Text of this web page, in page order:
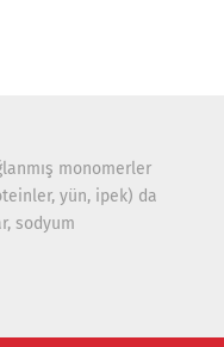
monomerler
yün, ipek) da
sodyum